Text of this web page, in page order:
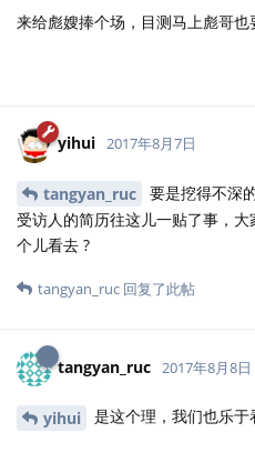
来给彪嫂捧个场，目测马上彪哥也
yihui 2017年8月7日
tangyan_ruc
要是挖得不深
受访人的简历往这儿一贴了事，
个儿看去 ?
tangyan_ruc 回复了此帖
tangyan_ruc 2017年8月8日
yihui 是这个理，我们也乐于